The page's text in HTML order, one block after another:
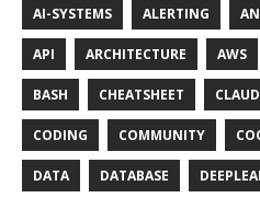
AI-SYSTEMS ALERTING
API ARCHITECTURE AWS
BASH CHEATSHEET
CODING COMMUNITY
DATA DATABASE